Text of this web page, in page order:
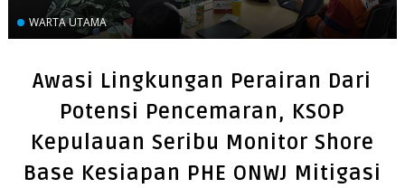
WARTA UTAMA
Awasi Lingkungan Perairan Dari
Potensi Pencemaran, KSOP
Kepulauan Seribu Monitor Shore
Base Kesiapan PHE ONWJ Mitigasi